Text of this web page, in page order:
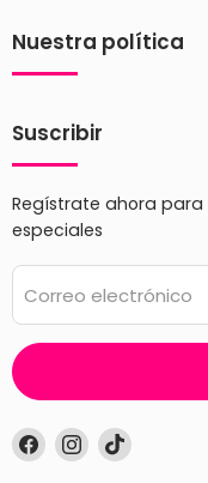
Nuestra política
Suscribir
Regístrate ahora
especiales
Correo electrónico
Encuéntrenos
en
Encuéntrenos
en